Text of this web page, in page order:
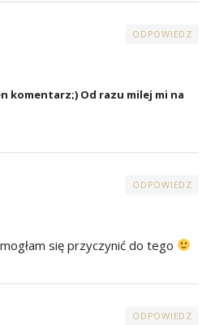
ODPOWIEDZ
komentarz;) Od razu milej mi na
ODPOWIEDZ
się przyczynić do tego
ODPOWIEDZ